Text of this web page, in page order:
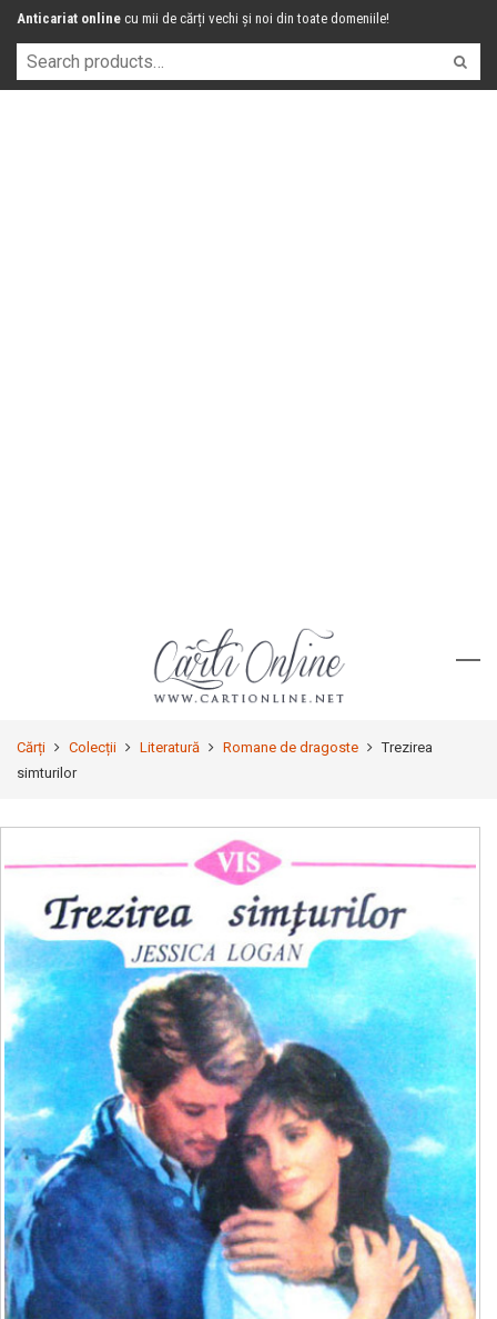
Anticariat online cu mii de cărți vechi și noi din toate domeniile!
Cărți Colecții Literatură Romane de dragoste
Trezirea
simturilor